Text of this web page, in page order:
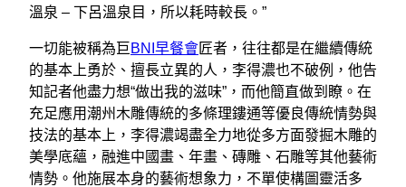
溫泉 – 下呂溫泉目，所以耗時較長。”
一切能被稱為巨 BNI早餐會匠者，往往都是在繼續傳統
的基本上勇於、擅長立異的人，李得濃也不破例，他告
知記者他盡力想“做出我的滋味”，而他簡直做到瞭。在
充足應用潮州木雕傳統的多條理鏤通等優良傳統情勢與
技法的基本上，李得濃竭盡全力地從多方面發掘木雕的
美學底蘊，融進中國畫、年畫、磚雕、石雕等其他藝術
情勢。他施展本身的藝術想象力，不單使構圖靈活多